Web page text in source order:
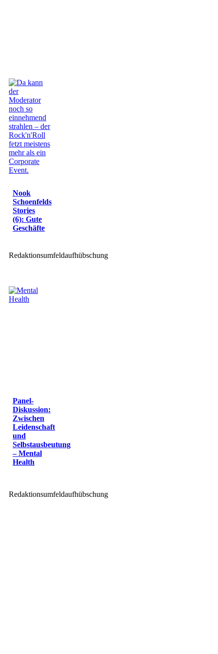
Nook
Schoenfelds
Stories
(6): Gute
Geschäfte
Redaktionsumfeldaufhübschung
Panel-
Diskussion:
Zwischen
Leidenschaft
und
Selbstausbeutung
– Mental
Health
Redaktionsumfeldaufhübschung